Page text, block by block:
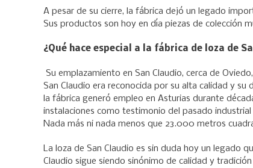
A pesar de su cierre, la fábrica dejó un legado
Sus productos son hoy en día piezas de colección
¿Qué hace especial a la fábrica de loza de
Su emplazamiento en San Claudio, cerca de
San Claudio era reconocida por su alta calidad y
la fábrica generó empleo en Asturias durante
instalaciones como testimonio del pasado
Nada más ni nada menos que 23.000 metros
La loza de San Claudio es sin duda hoy un legado
Claudio sigue siendo sinónimo de calidad y